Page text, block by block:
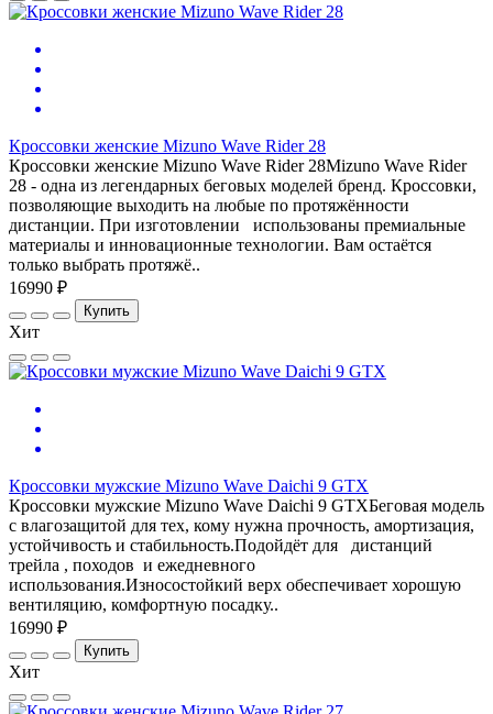
Кроссовки женские Mizuno Wave Rider 28
Кроссовки женские Mizuno Wave Rider 28Mizuno Wave Rider
28 - одна из легендарных беговых моделей бренд. Кроссовки,
позволяющие выходить на любые по протяжённости
дистанции. При изготовлении использованы премиальные
материалы и инновационные технологии. Вам остаётся
только выбрать протяжё..
16990 ₽
Купить
Хит
Кроссовки мужские Mizuno Wave Daichi 9 GTX
Кроссовки мужские Mizuno Wave Daichi 9 GTXБеговая модель
с влагозащитой для тех, кому нужна прочность, амортизация,
устойчивость и стабильность.Подойдёт для дистанций
трейла , походов и ежедневного
использования.Износостойкий верх обеспечивает хорошую
вентиляцию, комфортную посадку..
16990 ₽
Купить
Хит